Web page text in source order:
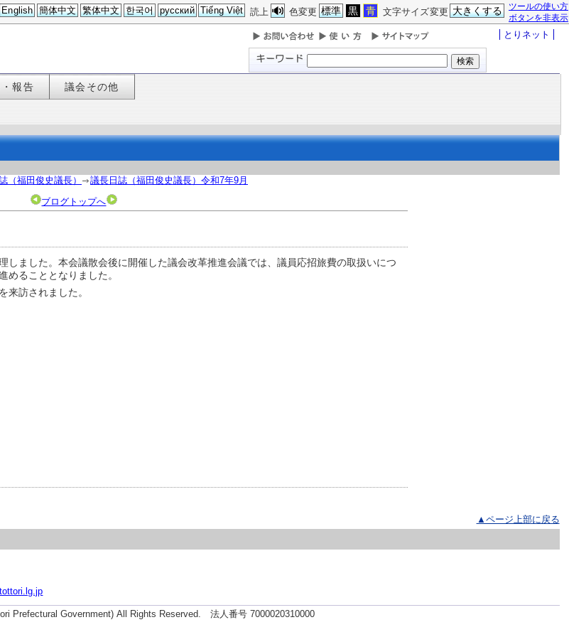
ツールの使い方
ボタンを非表示
文字サイズ変更 大きくする
色変更 標準 黒 青
読上
English 簡体中文 繁体中文 한국어 русский Tiếng Việt
とりネット
報告 議会その他
（福田俊史議長）
議長日誌（福田俊史議長）令和7年9月
ブログトップへ
しました。本会議散会後に開催した議会改革推進会議では、議員応招旅費の取扱いにつ
めることとなりました。
来訪されました。
▲ページ上部に戻る
Prefectural Government) All Rights Reserved. 法人番号 7000020310000